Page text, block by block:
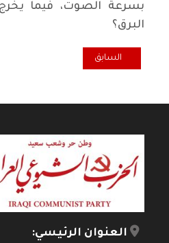
بسرعة الصوت، فيما
البرق؟
المقال السابق: الحساسية
السابق
العنوان الرئيسي: